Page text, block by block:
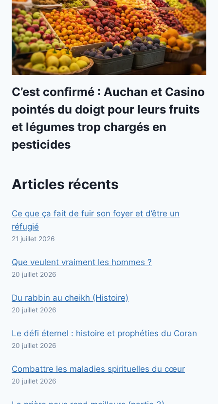
C’est confirmé : Auchan et Casino
pointés du doigt pour leurs fruits
et légumes trop chargés en
pesticides
Articles récents
Ce que ça fait de fuir son foyer et d’être un
réfugié
21 juillet 2026
Que veulent vraiment les hommes ?
20 juillet 2026
Du rabbin au cheikh (Histoire)
20 juillet 2026
Le défi éternel : histoire et prophéties du Coran
20 juillet 2026
Combattre les maladies spirituelles du cœur
20 juillet 2026